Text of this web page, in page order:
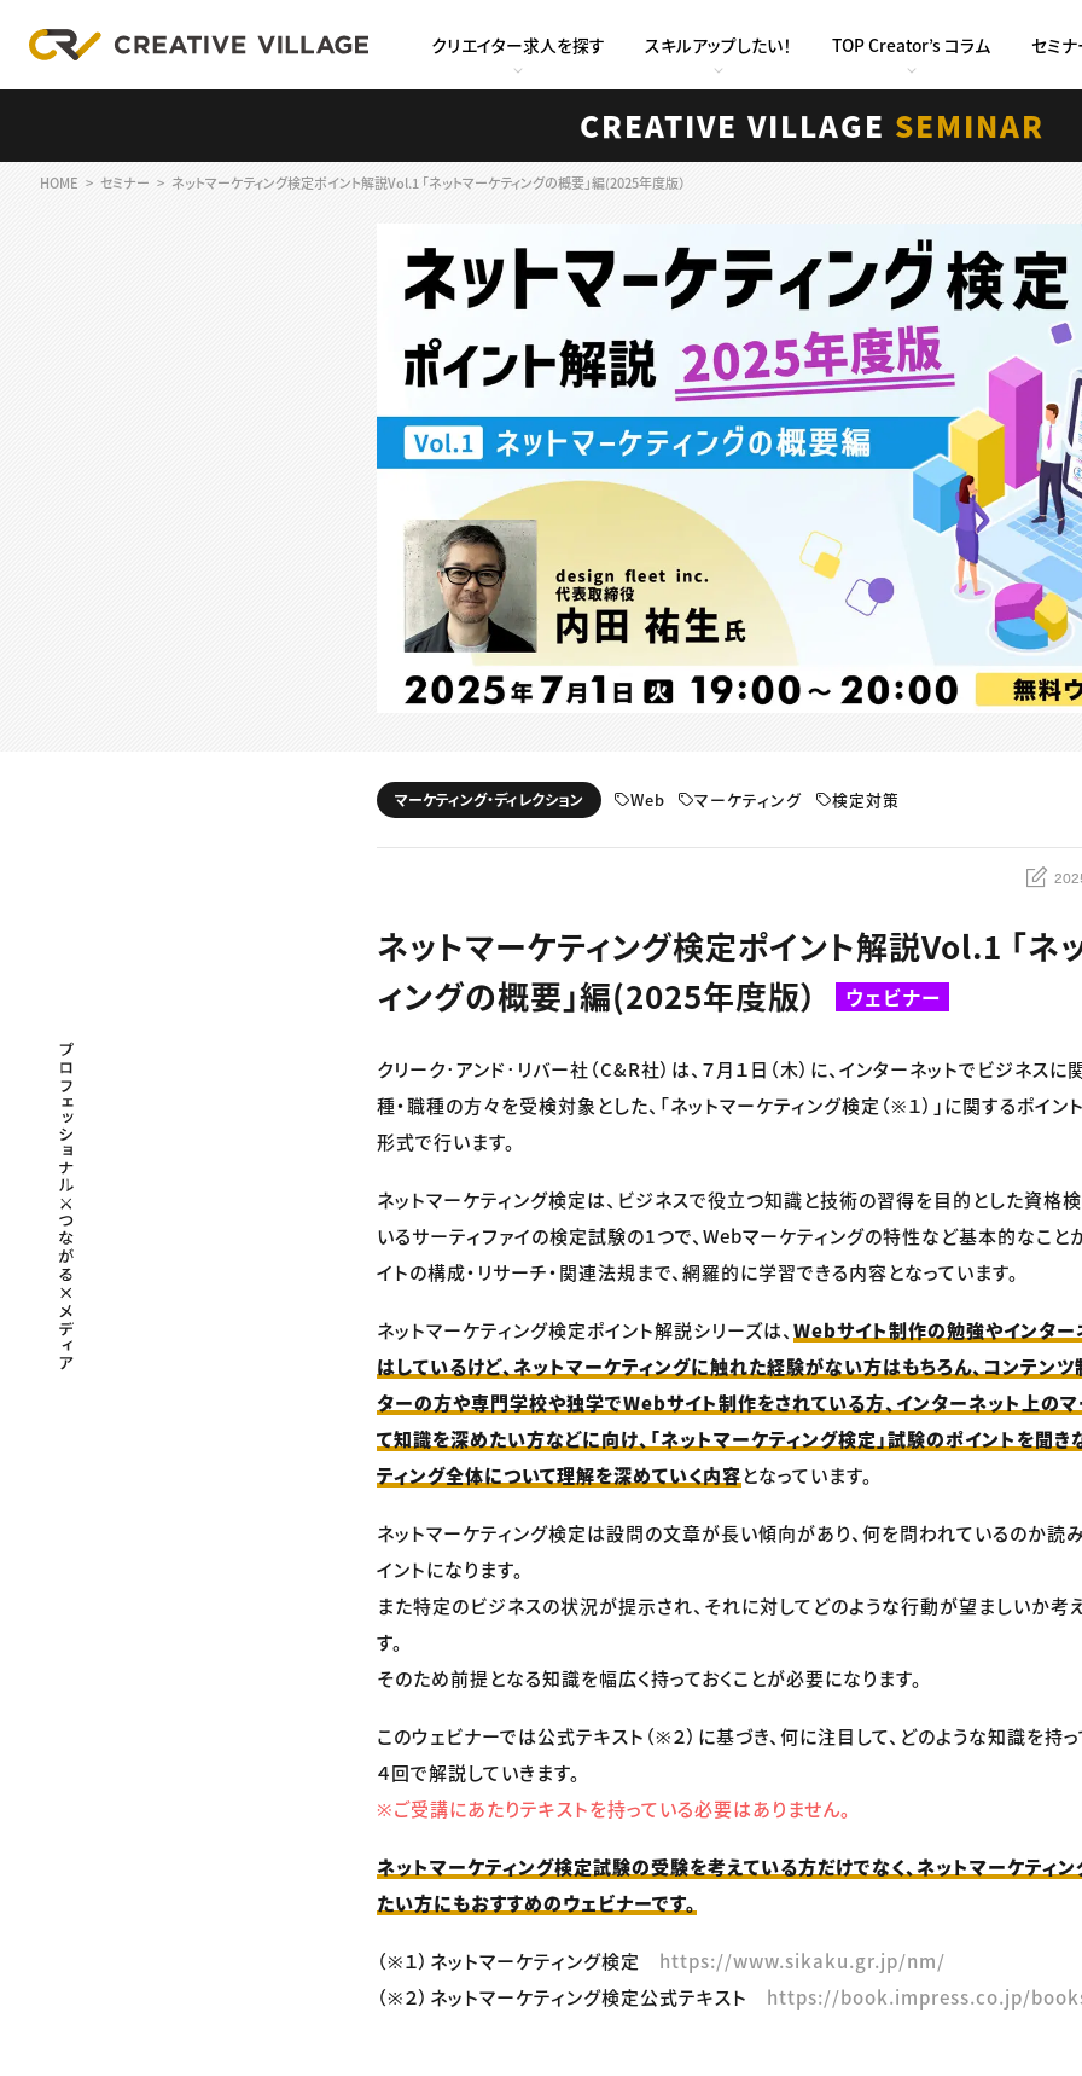
クリエイター求人を探す スキルアップしたい！ TOP Creator’s コラム セミ
CREATIVE VILLAGE SEMINAR
HOME セミナー ネットマーケティング検定ポイント解説Vol.1 「ネットマーケティングの概要」編(2025年度版）
マーケティング・ディレクション Web マーケティング 検定対策
ネットマーケティング検定ポイント解説Vol.1 「ネ
ィングの概要」編(2025年度版）
ウェビナー
クリーク･アンド･リバー社（C&R社）は、７月１日（木）に、インターネットでビジネスに
種・職種の方々を受検対象とした、「ネットマーケティング検定（※１）」に関するポイ
形式で行います。
ネットマーケティング検定は、ビジネスで役立つ知識と技術の習得を目的とした資格
いるサーティファイの検定試験の1つで、Webマーケティングの特性など基本的なこと
イトの構成・リサーチ・関連法規まで、網羅的に学習できる内容となっています。
ネットマーケティング検定ポイント解説シリーズは、 Webサイト制作の勉強やインター
はしているけど、ネットマーケティングに触れた経験がない方はもちろん、コンテン
ターの方や専門学校や独学でWebサイト制作をされている方、インターネット上の
て知識を深めたい方などに向け、「ネットマーケティング検定」試験のポイントを聞き
ティング全体について理解を深めていく内容となっています。
ネットマーケティング検定は設問の文章が長い傾向があり、何を問われているのか読
イントになります。
また特定のビジネスの状況が提示され、それに対してどのような行動が望ましいか考
す。
そのため前提となる知識を幅広く持っておくことが必要になります。
このウェビナーでは公式テキスト（※２）に基づき、何に注目して、どのような知識を持
４回で解説していきます。
※ご受講にあたりテキストを持っている必要はありません。
ネットマーケティング検定試験の受験を考えている方だけでなく、ネットマーケティ
たい方にもおすすめのウェビナーです。
（※１）ネットマーケティング検定 https://www.sikaku.gr.jp/nm/
（※２）ネットマーケティング検定公式テキスト https://book.impress.co.jp/